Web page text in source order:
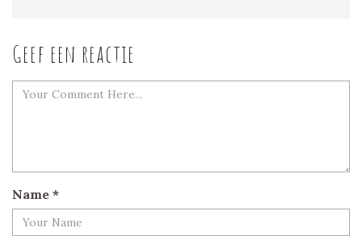
Geef een reactie
Name *